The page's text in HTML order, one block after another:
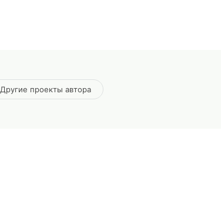
Другие проекты автора